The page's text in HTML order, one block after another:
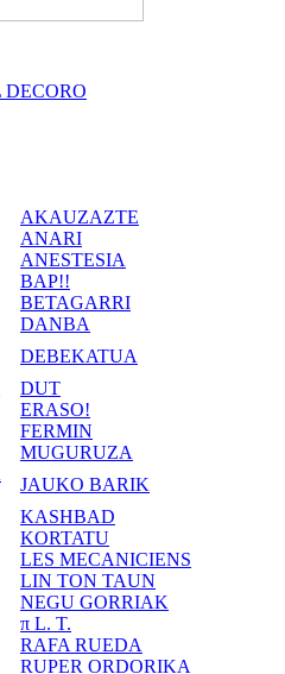
DECORO
AKAUZAZTE
ANARI
ANESTESIA
BAP!!
BETAGARRI
DANBA
DEBEKATUA
DUT
ERASO!
FERMIN
MUGURUZA
JAUKO BARIK
KASHBAD
KORTATU
LES MECANICIENS
LIN TON TAUN
NEGU GORRIAK
π L. T.
RAFA RUEDA
RUPER ORDORIKA